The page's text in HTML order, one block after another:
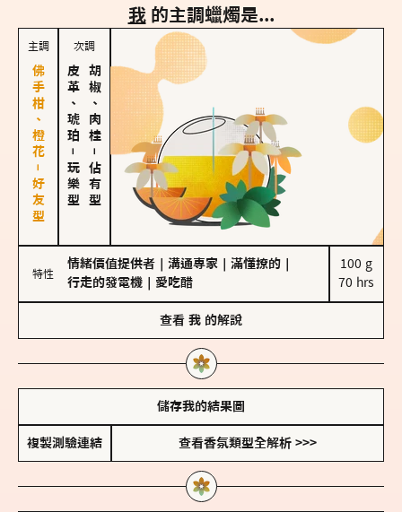
我 的主調蠟燭是...
主調
佛手柑、橙花－好友型
次調
皮革、琥珀
－
玩樂型
胡椒、肉桂
－
佔有型
特性
情緒價值提供者 溝通專家 滿懂撩的
行走的發電機
愛吃醋
100 g
70 hrs
查看 我 的解說
儲存我的結果圖
複製測驗連結 查看香氛類型全解析 >>>